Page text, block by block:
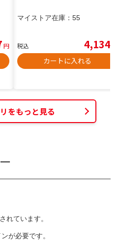
円
マイストア在庫： 55
税込 4,134
カートに入れる
をもっと見る
れています。
ンが必要です。